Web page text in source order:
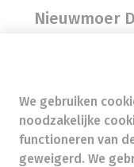
Nieuwmoer
Beroepstitel:
We gebruiken
noodzakelijke
functioneren van
geweigerd. We